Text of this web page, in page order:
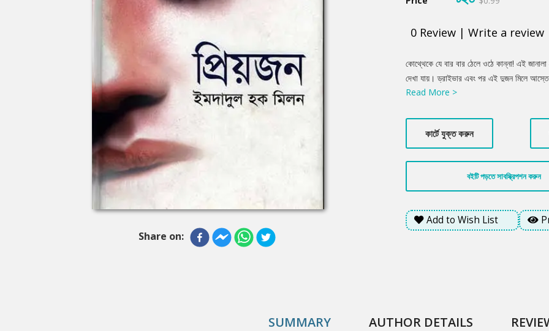
Share on:
0 Review | Write a review
Product
Summery
কোথ্থেকে যে বার বার ঠেলে ওঠে কান্না! এই
দেখা যায়। ড্রাইভার এবং পর এই দুজন মিলে
থেকে আনা সুন্দর ফ্রক আর জুতো মোজা পরে, মাথার
সামনে । মণিকা এবং খালেদ পায়ে হাত দিয়ে সালাম
তারপর নিজেই টুপুকে তুলে দিলেন গাড়িতে।
Read More >
কার্টে যুক্ত করুন
বইটি পড়তে সাবস্ক্রিপশন করুন
Add to Wish List
SUMMARY AUTHOR DETAILS